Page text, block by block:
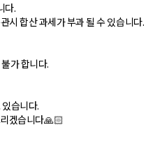
다.
시 합산 과세가 부과 될 수 있습니다.
가 합니다.
습니다.
겠습니다🙏🏻